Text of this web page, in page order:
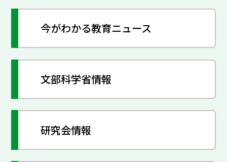
今がわかる教育ニュース
文部科学省情報
研究会情報